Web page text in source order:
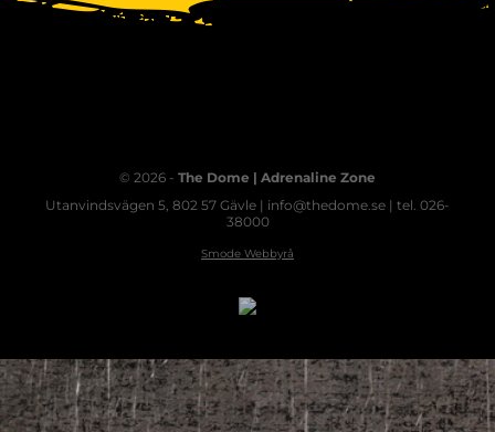
© 2026 - The Dome | Adrenaline Zone
Utanvindsvägen 5, 802 57 Gävle | info@thedome.se | tel. 026-
38000
Smode Webbyrå